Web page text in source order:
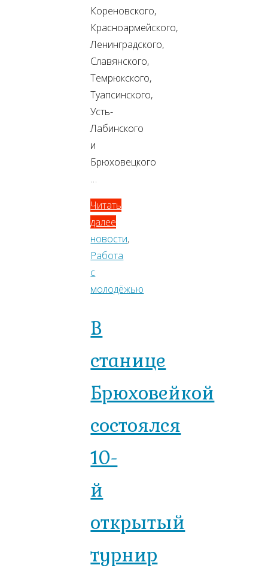
Кореновского,
Красноармейского,
Ленинградского,
Славянского,
Темрюкского,
Туапсинского,
Усть-
Лабинского
и
Брюховецкого
…
Читать
далее
новости,
Работа
с
молодёжью
В
станице
Брюховейкой
состоялся
10-
й
открытый
турнир